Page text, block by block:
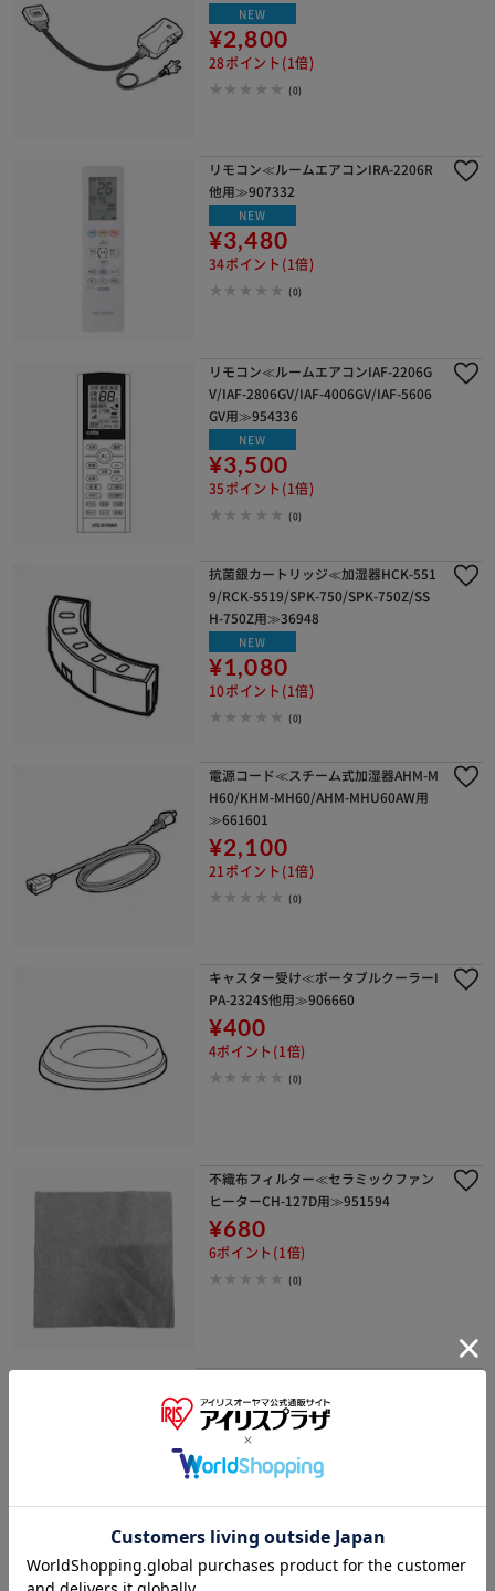
NEW
¥2,800
28ポイント(1倍)
(0)
リモコン≪ルームエアコンIRA-2206R
他用≫907332
NEW
¥3,480
34ポイント(1倍)
(0)
リモコン≪ルームエアコンIAF-2206G
V/IAF-2806GV/IAF-4006GV/IAF-5606
GV用≫954336
NEW
¥3,500
35ポイント(1倍)
(0)
抗菌銀カートリッジ≪加湿器HCK-551
9/RCK-5519/SPK-750/SPK-750Z/SS
H-750Z用≫36948
NEW
¥1,080
10ポイント(1倍)
(0)
電源コード≪スチーム式加湿器AHM-M
H60/KHM-MH60/AHM-MHU60AW用
≫661601
¥2,100
21ポイント(1倍)
(0)
キャスター受け≪ポータブルクーラーI
PA-2324S他用≫906660
¥400
4ポイント(1倍)
(0)
不織布フィルター≪セラミックファン
ヒーターCH-127D用≫951594
¥680
6ポイント(1倍)
(0)
9
¥910
9ポイント(1倍)
(0)
排気ダクト≪ポータブルクーラーIPC-